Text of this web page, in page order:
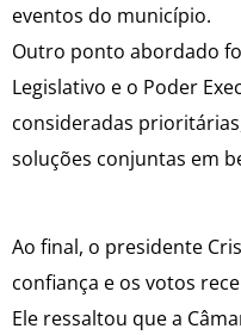
eventos do município.
Outro ponto abordado
Legislativo e o Poder
consideradas
soluções conjuntas em
Ao final, o presidente
confiança e os votos
Ele ressaltou que a